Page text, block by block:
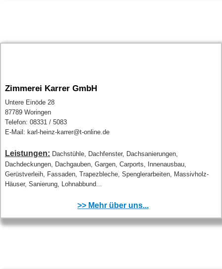
Zimmerei Karrer GmbH
Untere Einöde 28
87789 Woringen
Telefon: 08331 / 5083
E-Mail: karl-heinz-karrer@t-online.de
Leistungen: Dachstühle, Dachfenster, Dachsanierungen,
Dachdeckungen, Dachgauben, Gargen, Carports, Innenausbau,
Gerüstverleih, Fassaden, Trapezbleche, Spenglerarbeiten, Massivholz-
Häuser, Sanierung, Lohnabbund...
>> Mehr über uns...